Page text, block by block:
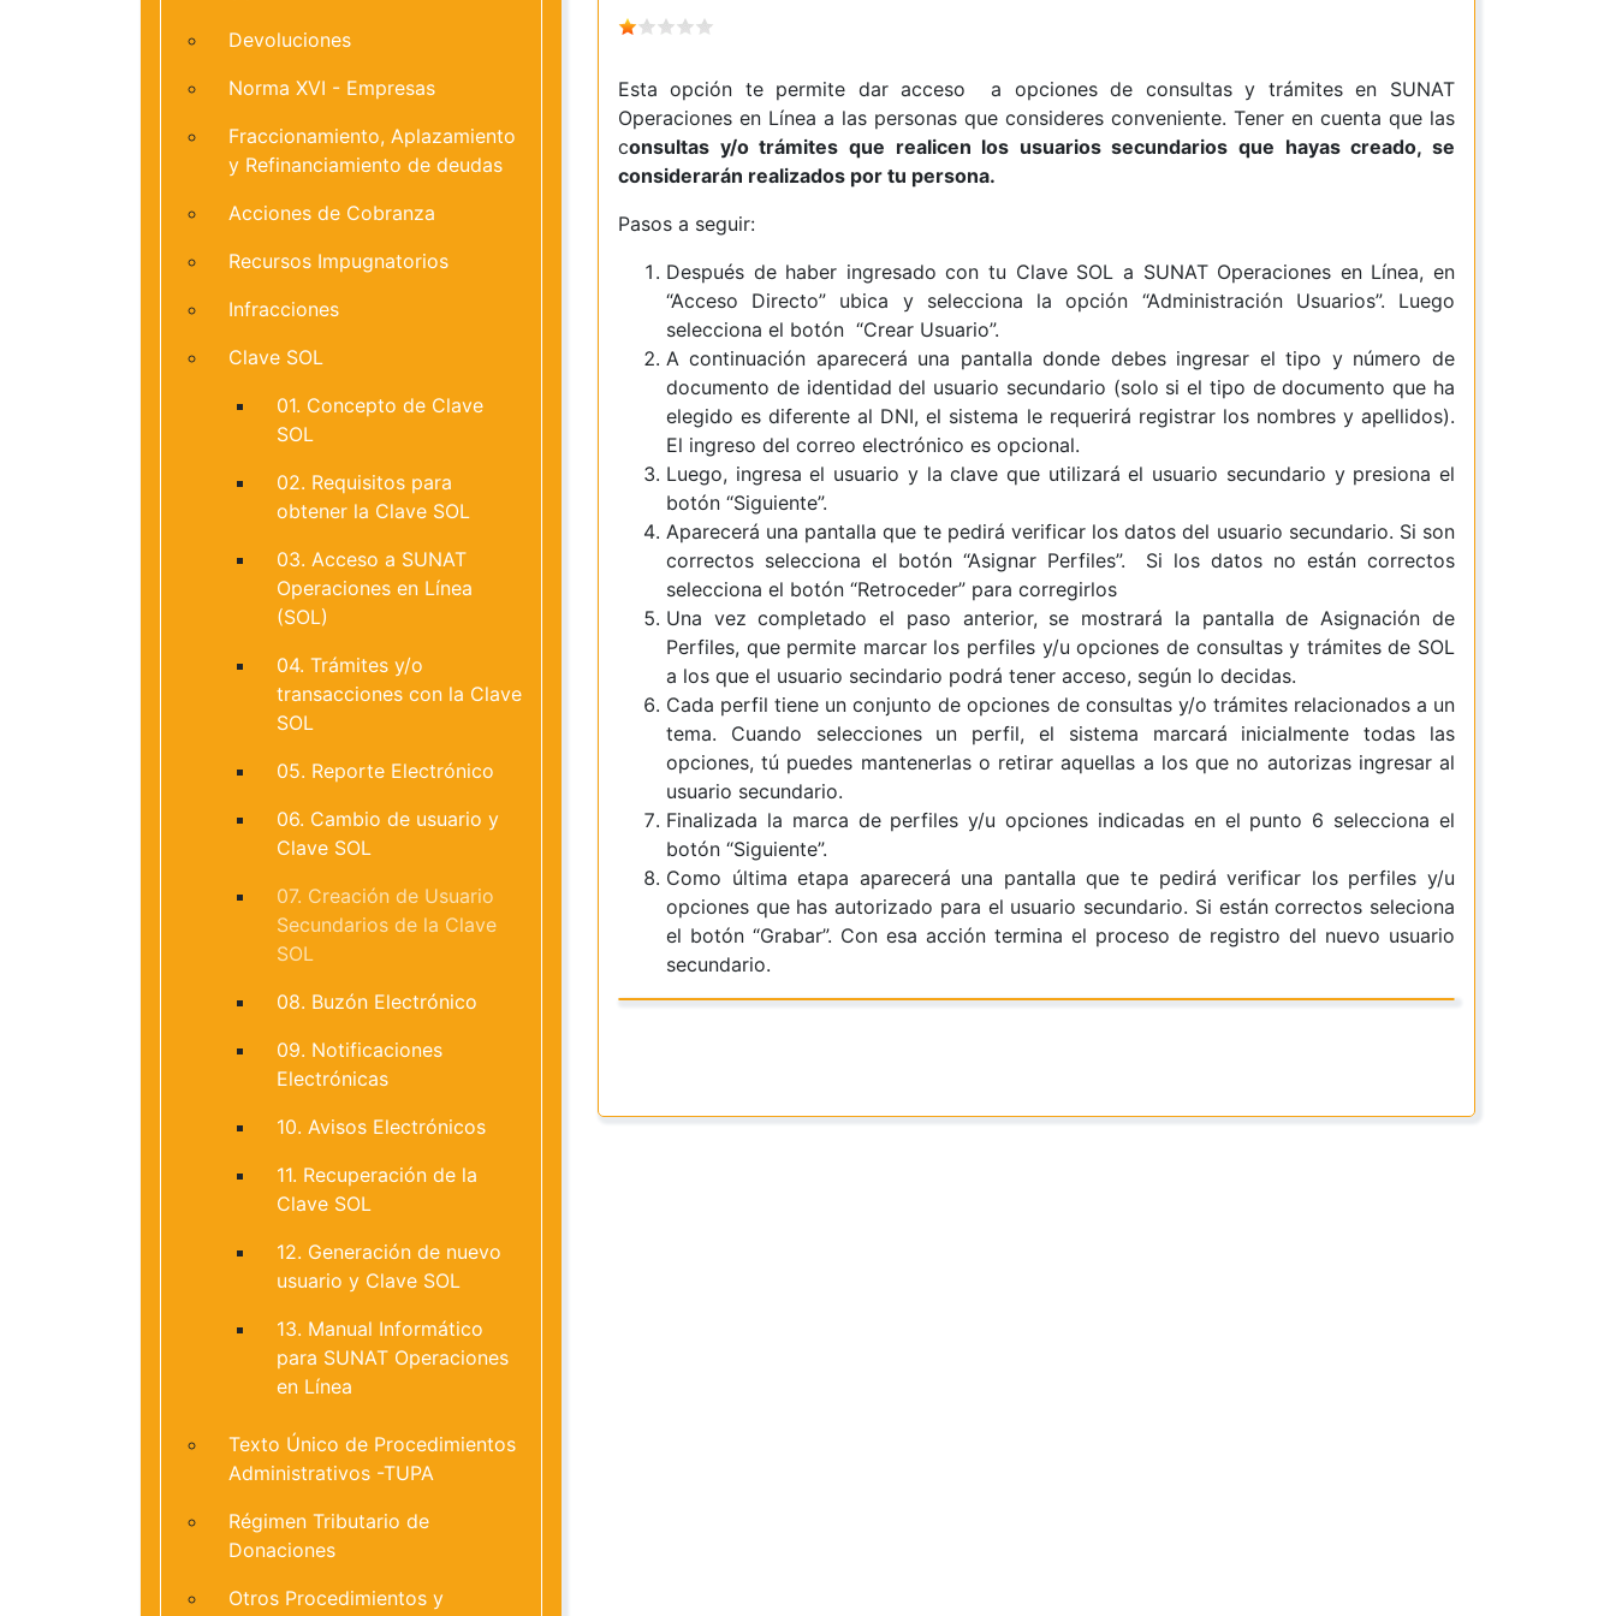
Esta opción te permite dar acceso a opciones de consultas y trámites en SUNAT
Operaciones en Línea a las personas que consideres conveniente. Tener en cuenta que las
consultas y/o trámites que realicen los usuarios secundarios que hayas creado, se
considerarán realizados por tu persona.
Pasos a seguir:
Después de haber ingresado con tu Clave SOL a SUNAT Operaciones en Línea, en
“Acceso Directo” ubica y selecciona la opción “Administración Usuarios”. Luego
selecciona el botón “Crear Usuario”.
A continuación aparecerá una pantalla donde debes ingresar el tipo y número de
documento de identidad del usuario secundario (solo si el tipo de documento que ha
elegido es diferente al DNI, el sistema le requerirá registrar los nombres y apellidos).
El ingreso del correo electrónico es opcional.
Luego, ingresa el usuario y la clave que utilizará el usuario secundario y presiona el
botón “Siguiente”.
Aparecerá una pantalla que te pedirá verificar los datos del usuario secundario. Si son
correctos selecciona el botón “Asignar Perfiles”. Si los datos no están correctos
selecciona el botón “Retroceder” para corregirlos
Una vez completado el paso anterior, se mostrará la pantalla de Asignación de
Perfiles, que permite marcar los perfiles y/u opciones de consultas y trámites de SOL
a los que el usuario secindario podrá tener acceso, según lo decidas.
Cada perfil tiene un conjunto de opciones de consultas y/o trámites relacionados a un
tema. Cuando selecciones un perfil, el sistema marcará inicialmente todas las
opciones, tú puedes mantenerlas o retirar aquellas a los que no autorizas ingresar al
usuario secundario.
Finalizada la marca de perfiles y/u opciones indicadas en el punto 6 selecciona el
botón “Siguiente”.
Como última etapa aparecerá una pantalla que te pedirá verificar los perfiles y/u
opciones que has autorizado para el usuario secundario. Si están correctos seleciona
el botón “Grabar”. Con esa acción termina el proceso de registro del nuevo usuario
secundario.
Devoluciones
Norma XVI - Empresas
Fraccionamiento, Aplazamiento
y Refinanciamiento de deudas
Acciones de Cobranza
Recursos Impugnatorios
Infracciones
Clave SOL
01. Concepto de Clave
SOL
02. Requisitos para
obtener la Clave SOL
03. Acceso a SUNAT
Operaciones en Línea
(SOL)
04. Trámites y/o
transacciones con la Clave
SOL
05. Reporte Electrónico
06. Cambio de usuario y
Clave SOL
07. Creación de Usuario
Secundarios de la Clave
SOL
08. Buzón Electrónico
09. Notificaciones
Electrónicas
10. Avisos Electrónicos
11. Recuperación de la
Clave SOL
12. Generación de nuevo
usuario y Clave SOL
13. Manual Informático
para SUNAT Operaciones
en Línea
Texto Único de Procedimientos
Administrativos -TUPA
Régimen Tributario de
Donaciones
Otros Procedimientos y